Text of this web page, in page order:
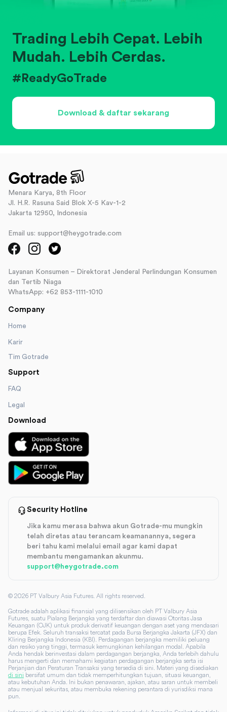
Trading Lebih Cepat. Lebih
Mudah. Lebih Cerdas.
#ReadyGoTrade
Download & daftar sekarang
Menara Karya, 8th Floor
Jl. H.R. Rasuna Said Blok X-5 Kav-1-2
Jakarta 12950, Indonesia
Email us: support@heygotrade.com
Layanan Konsumen – Direktorat Jenderal Perlindungan Konsumen
dan Tertib Niaga
WhatsApp: +62 853-1111-1010
Company
Home
Karir
Tim Gotrade
Support
FAQ
Legal
Download
Security Hotline
Jika kamu merasa bahwa akun Gotrade-mu mungkin
telah diretas atau terancam keamanannya, segera
beri tahu kami melalui email agar kami dapat
membantu mengamankan akunmu.
support@heygotrade.com
© 2026 PT Valbury Asia Futures. All rights reserved.
Gotrade adalah aplikasi finansial yang dilisensikan oleh PT Valbury Asia
Futures, suatu Pialang Berjangka yang terdaftar dan diawasi Otoritas Jasa
Keuangan (OJK) untuk produk derivatif keuangan dengan aset yang mendasari
berupa Efek. Seluruh transaksi tercatat pada Bursa Berjangka Jakarta (JFX) dan
Kliring Berjangka Indonesia (KBI). Perdagangan berjangka memiliki peluang
dan resiko yang tinggi, termasuk kemungkinan kehilangan modal. Apabila
Anda hendak berinvestasi dalam perdagangan berjangka, Anda terlebih dahulu
harus mengerti dan memahami kegiatan perdagangan berjangka serta isi
Perjanjian dan Peraturan Transaksi yang tersedia di sini. Materi yang disediakan
di sini bersifat umum dan tidak memperhitungkan tujuan, situasi keuangan,
atau kebutuhan Anda. Ini bukan penawaran, ajakan, atau saran untuk membeli
atau menjual sekuritas, atau membuka rekening perantara di yurisdiksi mana
pun.